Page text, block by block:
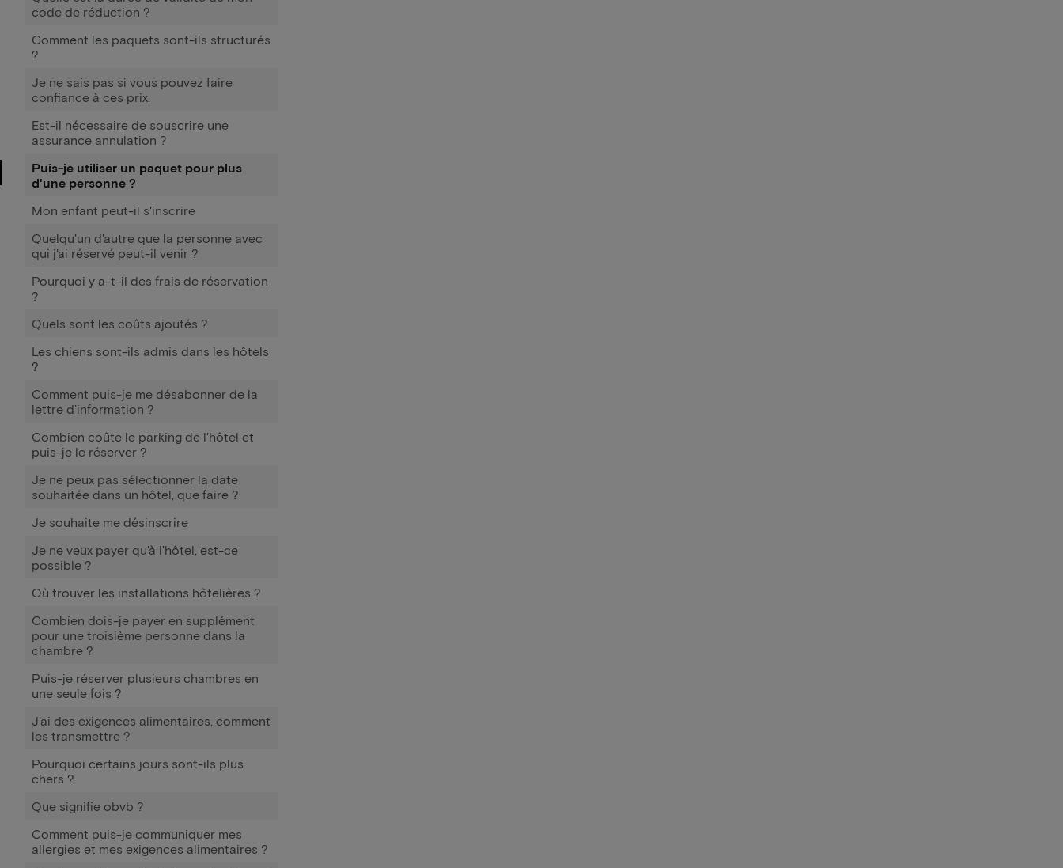
code de réduction ?
Comment les paquets sont-ils structurés
?
Je ne sais pas si vous pouvez faire
confiance à ces prix.
Est-il nécessaire de souscrire une
assurance annulation ?
Puis-je utiliser un paquet pour plus
d'une personne ?
Mon enfant peut-il s'inscrire
Quelqu'un d'autre que la personne avec
qui j'ai réservé peut-il venir ?
Pourquoi y a-t-il des frais de réservation
?
Quels sont les coûts ajoutés ?
Les chiens sont-ils admis dans les hôtels
?
Comment puis-je me désabonner de la
lettre d'information ?
Combien coûte le parking de l'hôtel et
puis-je le réserver ?
Je ne peux pas sélectionner la date
souhaitée dans un hôtel, que faire ?
Je souhaite me désinscrire
Je ne veux payer qu'à l'hôtel, est-ce
possible ?
Où trouver les installations hôtelières ?
Combien dois-je payer en supplément
pour une troisième personne dans la
chambre ?
Puis-je réserver plusieurs chambres en
une seule fois ?
J'ai des exigences alimentaires, comment
les transmettre ?
Pourquoi certains jours sont-ils plus
chers ?
Que signifie obvb ?
Comment puis-je communiquer mes
allergies et mes exigences alimentaires ?